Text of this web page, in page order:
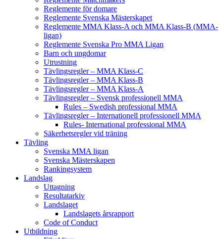
Reglemente för domare
Reglemente Svenska Mästerskapet
Reglemente MMA Klass-A och MMA Klass-B (MMA-
ligan)
Reglemente Svenska Pro MMA Ligan
Barn och ungdomar
Utrustning
Tävlingsregler – MMA Klass-C
Tävlingsregler – MMA Klass-B
Tävlingsregler – MMA Klass-A
Tävlingsregler – Svensk professionell MMA
Rules – Swedish professional MMA
Tävlingsregler – Internationell professionell MMA
Rules- International professional MMA
Säkerhetsregler vid träning
Tävling
Svenska MMA ligan
Svenska Mästerskapen
Rankingsystem
Landslag
Uttagning
Resultatarkiv
Landslaget
Landslagets årsrapport
Code of Conduct
Utbildning